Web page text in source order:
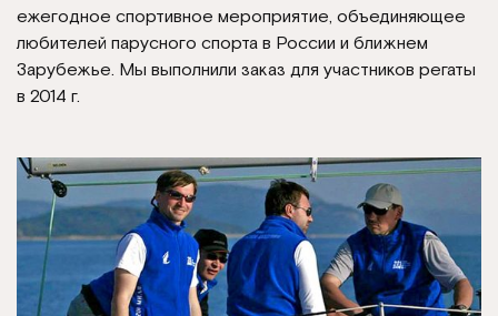
ежегодное спортивное мероприятие, объединяющее
любителей парусного спорта в России и ближнем
Зарубежье. Мы выполнили заказ для участников регаты
в 2014 г.